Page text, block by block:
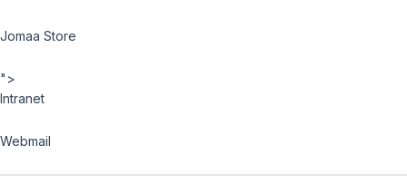
Jomaa Store
">
Intranet
Webmail